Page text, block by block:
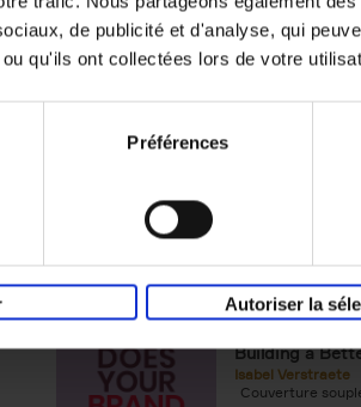
de publicité et d'analyse, qui
qu'ils ont collectées lors de votre
Préférences
Autoriser la
Building
Does Your
Building a
Isabel Verstraete
Couverture